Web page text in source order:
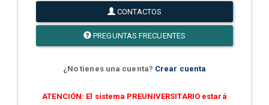
CONTACTOS
PREGUNTAS FRECUENTES
¿No tienes una cuenta? Crear cuenta
ATENCIÓN: El sistema PREUNIVERSITARIO estará